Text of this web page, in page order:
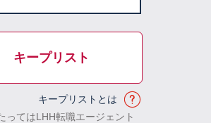
キープリスト
キープリストとは
ってはLHH転職エージェント